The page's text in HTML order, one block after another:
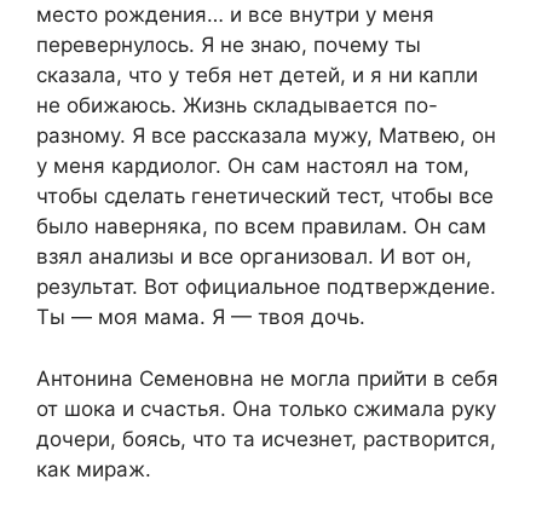
место рождения… и все внутри у меня
перевернулось. Я не знаю, почему ты
сказала, что у тебя нет детей, и я ни капли
не обижаюсь. Жизнь складывается по-
разному. Я все рассказала мужу, Матвею, он
у меня кардиолог. Он сам настоял на том,
чтобы сделать генетический тест, чтобы все
было наверняка, по всем правилам. Он сам
взял анализы и все организовал. И вот он,
результат. Вот официальное подтверждение.
Ты — моя мама. Я — твоя дочь.
Антонина Семеновна не могла прийти в себя
от шока и счастья. Она только сжимала руку
дочери, боясь, что та исчезнет, растворится,
как мираж.